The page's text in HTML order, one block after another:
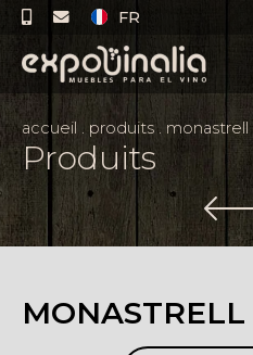
FR
accueil . produits. monastrell
Produits
MONASTRELL